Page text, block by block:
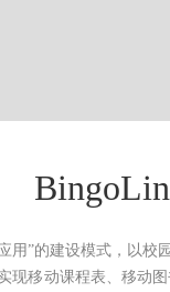
用”的建设模式，以
现移动课程表、移动